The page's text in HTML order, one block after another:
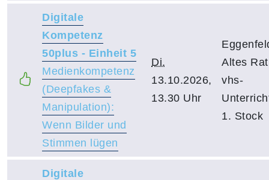
Digitale
Kompetenz
50plus - Einheit 5
Medienkompetenz
(Deepfakes &
Manipulation):
Wenn Bilder und
Stimmen lügen
Di.
13.10.2026,
13.30 Uhr
Altes
vhs-
1. Stock
Digitale